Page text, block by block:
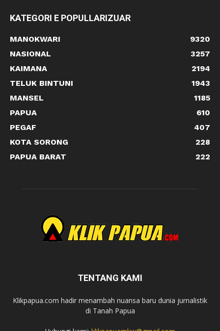
KATEGORI E POPULLARIZUAR
MANOKWARI
9320
NASIONAL
3257
KAIMANA
2194
TELUK BINTUNI
1943
MANSEL
1185
PAPUA
610
PEGAF
407
KOTA SORONG
228
PAPUA BARAT
222
TENTANG KAMI
Klikpapua.com hadir menambah nuansa baru dunia jurnalistik
di Tanah Papua